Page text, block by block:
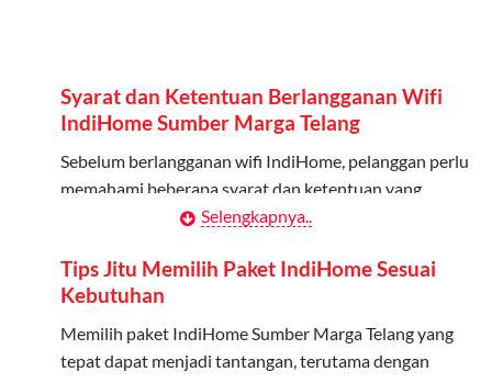
Kuota keluarga bisa digunakan di seluruh Indonesia
Tidak Berlaku untuk Roaming
Kuota ini hanya bisa digunakan di dalam negeri.
Cara Menggunakan Kuota Keluarga
Daftarkan Anggota: Admin dapat mendaftarkan anggota
melalui aplikasi MyTelkomsel atau website Telkomsel One.
Syarat dan Ketentuan Berlangganan Wifi
IndiHome Sumber Marga Telang
Sebelum berlangganan wifi IndiHome, pelanggan perlu
memahami beberapa syarat dan ketentuan yang
Kontrak Berlangganan
Pelanggan harus menandatangani Kontrak
Berlangganan yang mencakup data pelanggan, jenis
layanan indihome Sumber Marga Telang yang dipilih,
Selengkapnya..
Tips Jitu Memilih Paket IndiHome Sesuai
Kebutuhan
Memilih paket IndiHome Sumber Marga Telang yang
tepat dapat menjadi tantangan, terutama dengan